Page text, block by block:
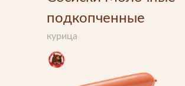
подкопченные
курица
Напишите нам